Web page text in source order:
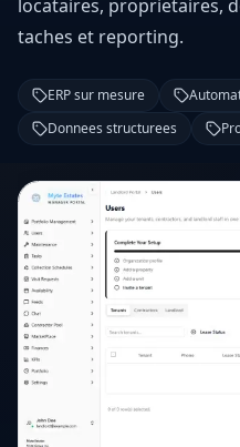
locataires, proprietaires,
taches et reporting.
ERP sur mesure
Donnees structurees